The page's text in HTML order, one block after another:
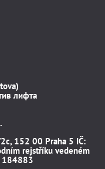
лифта
152 00 Praha 5 IČ:
rejstříku vedeném
184883